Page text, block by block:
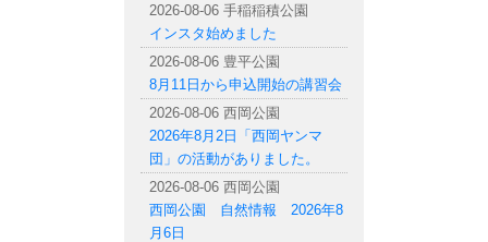
2026-08-06 手稲稲積公園
インスタ始めました
2026-08-06 豊平公園
8月11日から申込開始の講習会
2026-08-06 西岡公園
2026年8月2日「西岡ヤンマ
団」の活動がありました。
2026-08-06 西岡公園
西岡公園 自然情報 2026年8
月6日